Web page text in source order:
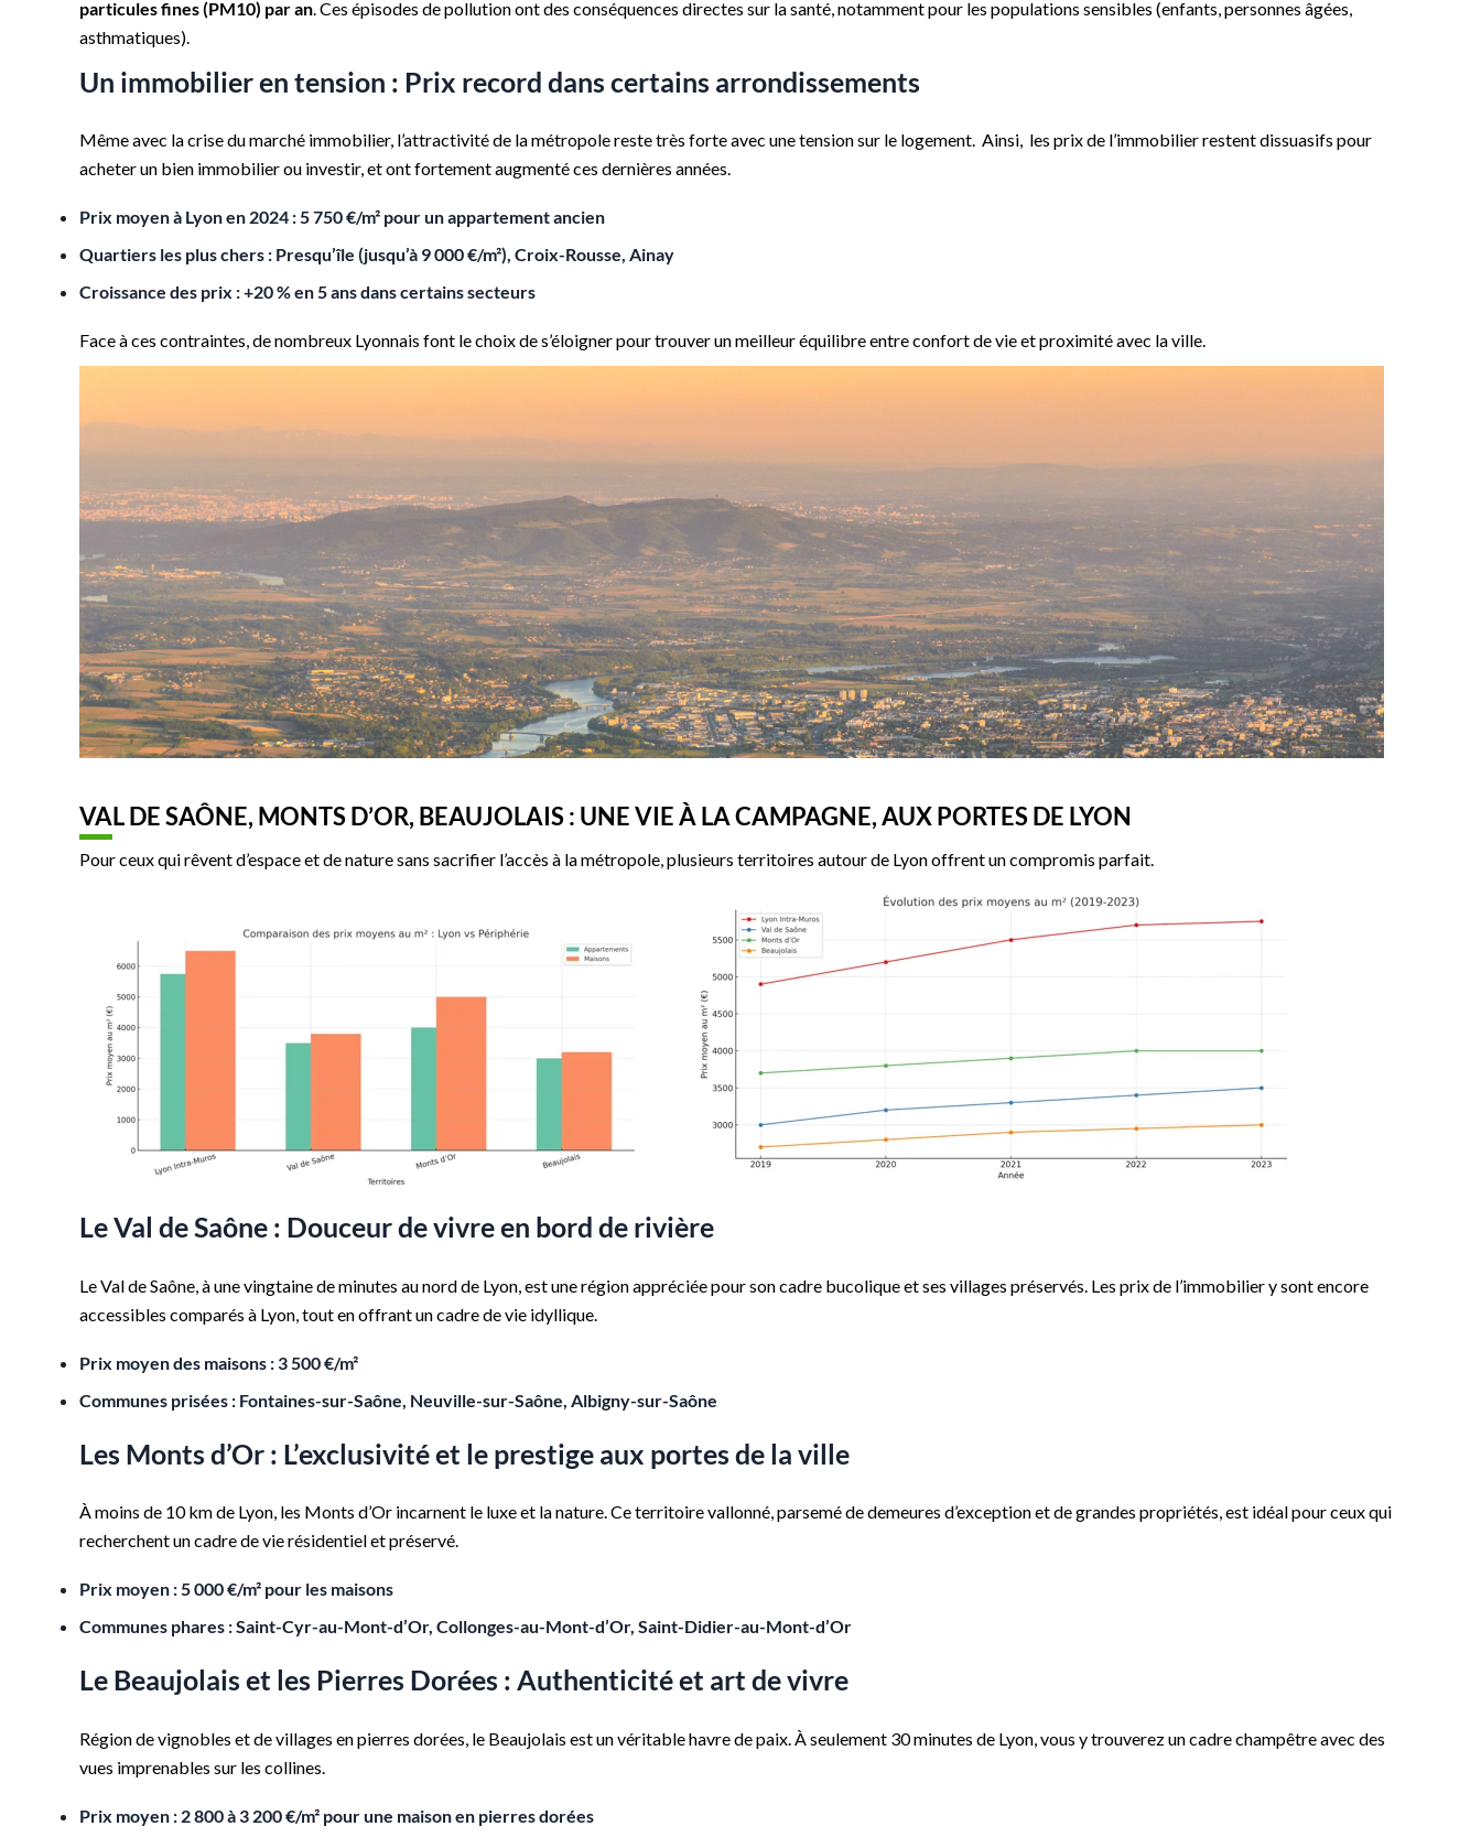
particules fines (PM10) par an. Ces épisodes de pollution ont des conséquences directes sur la santé, notamment pour les populations sensibles (enfants, personnes âgées,
asthmatiques).
Un immobilier en tension : Prix record dans certains arrondissements
Même avec la crise du marché immobilier, l’attractivité de la métropole reste très forte avec une tension sur le logement. Ainsi, les prix de l’immobilier restent dissuasifs pour
acheter un bien immobilier ou investir, et ont fortement augmenté ces dernières années.
Prix moyen à Lyon en 2024 : 5 750 €/m² pour un appartement ancien
Quartiers les plus chers : Presqu’île (jusqu’à 9 000 €/m²), Croix-Rousse, Ainay
Croissance des prix : +20 % en 5 ans dans certains secteurs
Face à ces contraintes, de nombreux Lyonnais font le choix de s’éloigner pour trouver un meilleur équilibre entre confort de vie et proximité avec la ville.
VAL DE SAÔNE, MONTS D’OR, BEAUJOLAIS : UNE VIE À LA CAMPAGNE, AUX PORTES DE LYON
Pour ceux qui rêvent d’espace et de nature sans sacrifier l’accès à la métropole, plusieurs territoires autour de Lyon offrent un compromis parfait.
Le Val de Saône : Douceur de vivre en bord de rivière
Le Val de Saône, à une vingtaine de minutes au nord de Lyon, est une région appréciée pour son cadre bucolique et ses villages préservés. Les prix de l’immobilier y sont encore
accessibles comparés à Lyon, tout en offrant un cadre de vie idyllique.
Prix moyen des maisons : 3 500 €/m²
Communes prisées : Fontaines-sur-Saône, Neuville-sur-Saône, Albigny-sur-Saône
Les Monts d’Or : L’exclusivité et le prestige aux portes de la ville
À moins de 10 km de Lyon, les Monts d’Or incarnent le luxe et la nature. Ce territoire vallonné, parsemé de demeures d’exception et de grandes propriétés, est idéal pour ceux qui
recherchent un cadre de vie résidentiel et préservé.
Prix moyen : 5 000 €/m² pour les maisons
Communes phares : Saint-Cyr-au-Mont-d’Or, Collonges-au-Mont-d’Or, Saint-Didier-au-Mont-d’Or
Le Beaujolais et les Pierres Dorées : Authenticité et art de vivre
Région de vignobles et de villages en pierres dorées, le Beaujolais est un véritable havre de paix. À seulement 30 minutes de Lyon, vous y trouverez un cadre champêtre avec des
vues imprenables sur les collines.
Prix moyen : 2 800 à 3 200 €/m² pour une maison en pierres dorées